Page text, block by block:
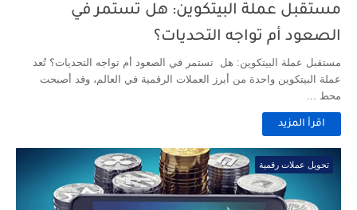
مستقبل عملة البيتكوين: هل تستمر في
الصعود أم تواجه التحديات؟
مستقبل عملة البيتكوين: هل تستمر في الصعود أم تواجه التحديات؟ تُعد
عملة البيتكوين واحدة من أبرز العملات الرقمية في العالم، وقد أصبحت
محط ...
اقرأ المزيد
تحويل عملات رقمية